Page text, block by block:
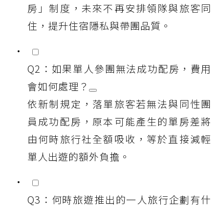
房」制度，未來不再安排領隊與旅客同
住，提升住宿隱私與帶團品質。
Q2：如果單人參團無法成功配房，費用
會如何處理？
依新制規定，落單旅客若無法與同性團
員成功配房，原本可能產生的單房差將
由何時旅行社全額吸收，等於直接減輕
單人出遊的額外負擔。
Q3：何時旅遊推出的一人旅行企劃有什